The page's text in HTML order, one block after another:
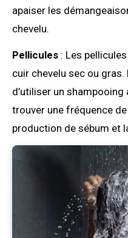
apaiser les
chevelu.
Pellicules: Les
cuir chevelu sec ou
d’utiliser un
trouver une fréquence
production de sébum et